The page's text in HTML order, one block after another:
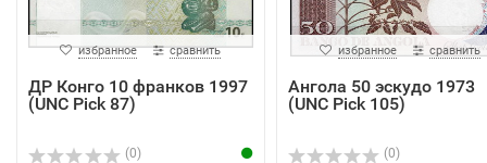
избранное сравнить
ДР Конго 10 франков 1997
(UNC Pick 87)
(0)
избранное сравнить
Ангола 50 эскудо 1973
(UNC Pick 105)
(0)